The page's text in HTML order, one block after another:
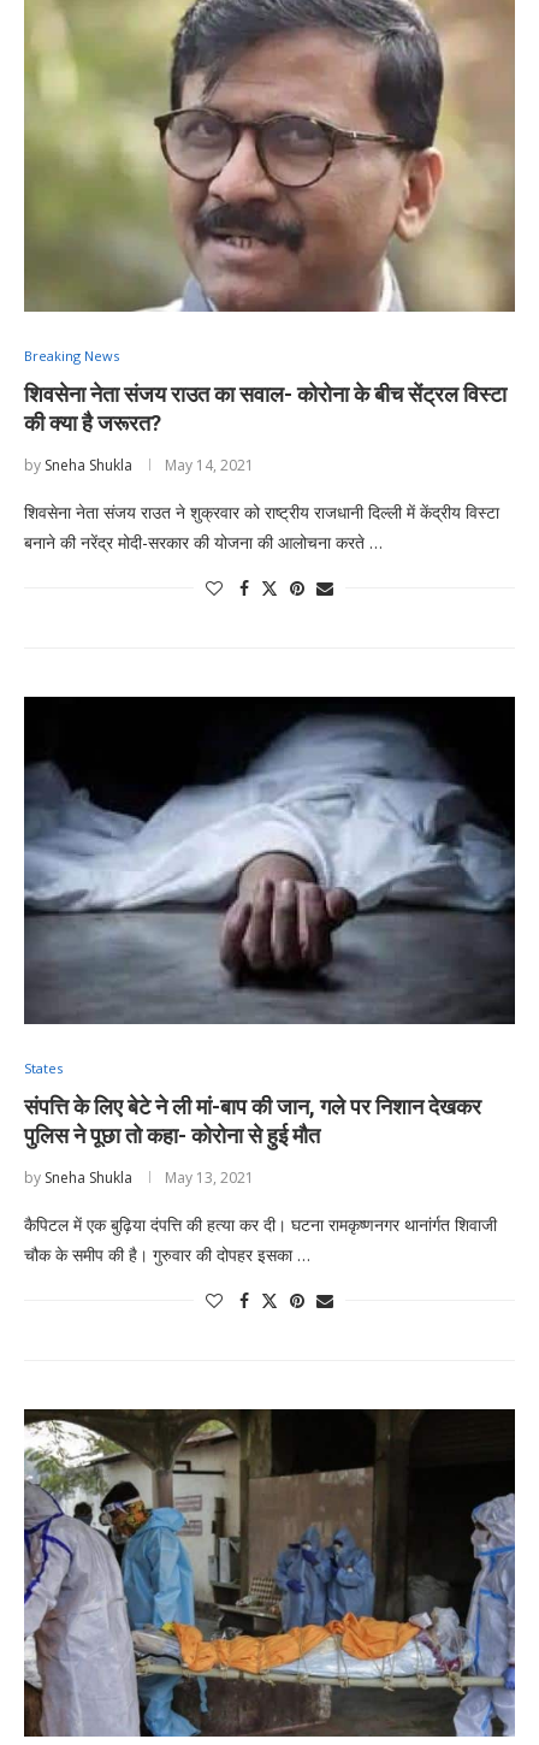
Breaking News
शिवसेना नेता संजय राउत का सवाल- कोरोना के बीच सेंट्रल विस्टा
की क्या है जरूरत?
by Sneha Shukla May 14, 2021
शिवसेना नेता संजय राउत ने शुक्रवार को राष्ट्रीय राजधानी दिल्ली में केंद्रीय विस्टा
बनाने की नरेंद्र मोदी-सरकार की योजना की आलोचना करते …
States
संपत्ति के लिए बेटे ने ली मां-बाप की जान, गले पर निशान देखकर
पुलिस ने पूछा तो कहा- कोरोना से हुई मौत
by Sneha Shukla May 13, 2021
कैपिटल में एक बुढ़िया दंपत्ति की हत्या कर दी। घटना रामकृष्णनगर थानांर्गत शिवाजी
चौक के समीप की है। गुरुवार की दोपहर इसका …